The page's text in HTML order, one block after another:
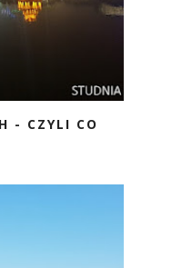
- CZYLI CO